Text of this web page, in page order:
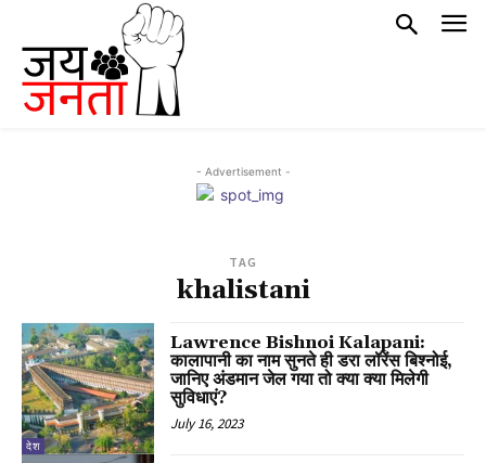
- Advertisement -
TAG
khalistani
देश
Lawrence Bishnoi Kalapani:
कालापानी का नाम सुनते ही डरा लॉरेंस बिश्नोई,
जानिए अंडमान जेल गया तो क्या क्या मिलेगी
सुविधाएं?
July 16, 2023